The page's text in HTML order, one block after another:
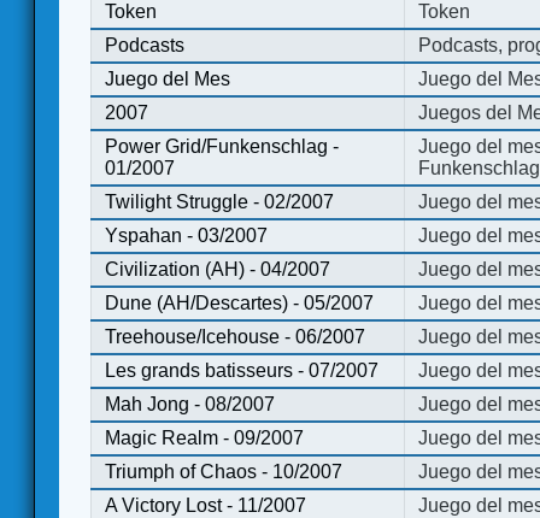
Token
Token
Podcasts
Podcasts,
Juego del Mes
Juego del
2007
Juegos del
Power Grid/Funkenschlag -
01/2007
Juego del
Twilight Struggle - 02/2007
Juego del
Yspahan - 03/2007
Juego del
Civilization (AH) - 04/2007
Juego del
Dune (AH/Descartes) - 05/2007
Juego del
Treehouse/Icehouse - 06/2007
Juego del
Les grands batisseurs - 07/2007
Juego del
Mah Jong - 08/2007
Juego del
Magic Realm - 09/2007
Juego del
Triumph of Chaos - 10/2007
Juego del
A Victory Lost - 11/2007
Juego del